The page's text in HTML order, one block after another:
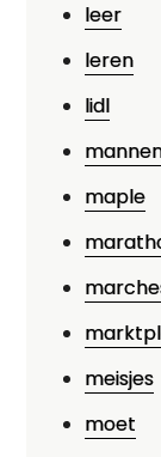
leer
leren
lidl
maple
meisjes
moet